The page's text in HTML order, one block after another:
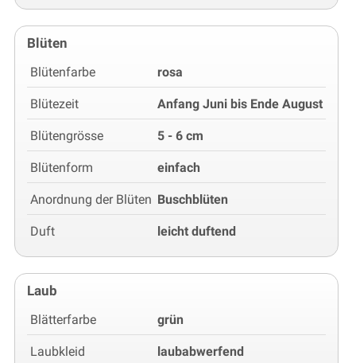
Blüten
Blütenfarbe rosa
Blütezeit Anfang Juni bis Ende August
Blütengrösse 5 - 6 cm
Blütenform einfach
Anordnung der Blüten Buschblüten
Duft leicht duftend
Laub
Blätterfarbe grün
Laubkleid laubabwerfend